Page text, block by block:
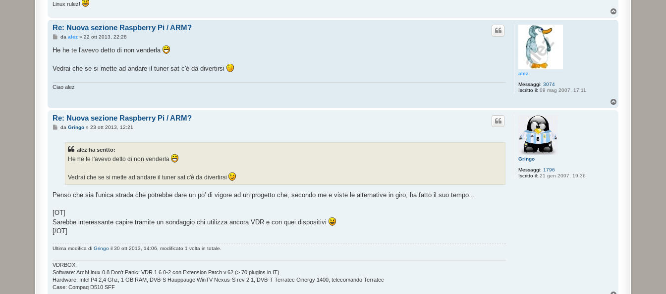
Linux rulez!
alez
Messaggi: 3074
Iscritto il: 09 mag 2007, 17:11
Re: Nuova sezione Raspberry Pi / ARM?
M
s
g
g
o
da alez» 22 ott 2013, 22:28
He he te l'avevo detto di non venderla
Vedrai che se si mette ad andare il tuner sat c'è da divertirsi
Ciao alez
Gringo
Messaggi: 1796
Iscritto il: 21 gen 2007, 19:36
Re: Nuova sezione Raspberry Pi / ARM?
Mda Gringo» 23 ott 2013, 12:21
alez ha scritto:
He he te l'avevo detto di non venderla
Vedrai che se si mette ad andare il tuner sat c'è da divertirsi
Penso che sia l'unica strada che potrebbe dare un po' di vigore ad un progetto che, secondo me e viste le alternative in giro, ha fatto il suo tempo...
[OT]
Sarebbe interessante capire tramite un sondaggio chi utilizza ancora VDR e con quei dispositivi
[/OT]
Ultima modifica di Gringo il 30 ott 2013, 14:06, modificato 1 volta in totale.
VDRBOX:
Software: ArchLinux 0.8 Don't Panic, VDR 1.6.0-2 con Extension Patch v.62 (> 70 plugins in IT)
Hardware: Intel P4 2,4 Ghz, 1 GB RAM, DVB-S Hauppauge WinTV Nexus-S rev 2.1, DVB-T Terratec Cinergy 1400, telecomando Terratec
Case: Compaq D510 SFF